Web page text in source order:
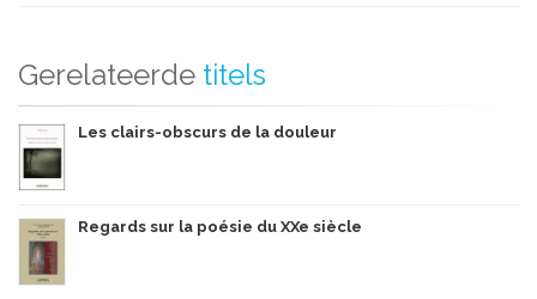
Gerelateerde titels
Les clairs-obscurs de la douleur
Regards sur la poésie du XXe siècle